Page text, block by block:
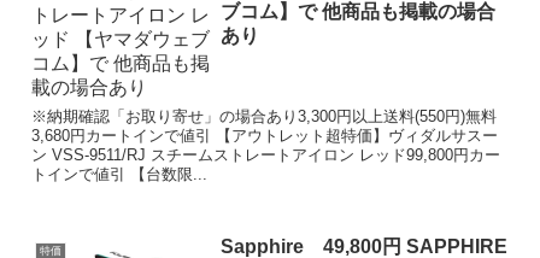
ブコム】で 他商品も掲載の場合
あり
※納期確認「お取り寄せ」の場合あり3,300円以上送料(550円)無料
3,680円カートインで値引 【アウトレット超特価】ヴィダルサスー
ン VSS-9511/RJ スチームストレートアイロン レッド99,800円カー
トインで値引 【台数限...
特価
Sapphire 49,800円 SAPPHIRE